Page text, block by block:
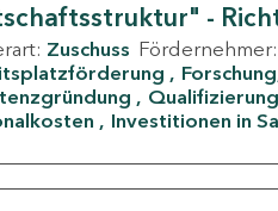
-
Zuschuss Fördernehmer:
Investitionen in